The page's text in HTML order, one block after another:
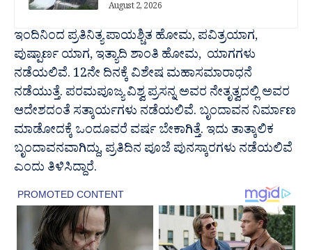
August 2, 2026
ಇಂದಿನಿಂದ ಪ್ರತಿನಿತ್ಯ ಪಾಯಶ್ಚಿತ ಹೋಮ, ಪವಿತ್ರಯಾಗ,
ಪುಷ್ಪಾರ್ಣ ಯಾಗ, ಇತ್ಯಾದಿ ಶಾಂತಿ ಹೋಮ, ಯಾಗಗಳು
ನಡೆಯಲಿವೆ. 12ನೇ ದಿನಕ್ಕೆ ವಿಶೇಷ ಮಹಾಸಮಾರಾಧನೆ
ನಡೆಯುತ್ತೆ. ಪರಮಪೂಜ್ಯ ವಿಶ್ವ ಪ್ರಸನ್ನ ಅವರ ನೇತೃತ್ವದಲ್ಲಿ ಅವರ
ಆದೇಶದಂತೆ ಸತ್ಕಾರ್ಯಗಳು ನಡೆಯಲಿವೆ. ಬೃಂದಾವನ ನಿರ್ಮಾಣ
ಮಾಡೋದಕ್ಕೆ ಒಂದೂವರೆ ವರ್ಷ ಬೇಕಾಗಿತ್ತೆ. ಇದು ತಾತ್ಕಾಲಿಕ
ಬೃಂದಾವನವಾಗಿದ್ದು, ಪ್ರತಿದಿನ ಪೂಜೆ ಪುನಸ್ಕಾರಗಳು ನಡೆಯಲಿವೆ
ಎಂದು ತಿಳಿಸಿದ್ದಾರೆ.